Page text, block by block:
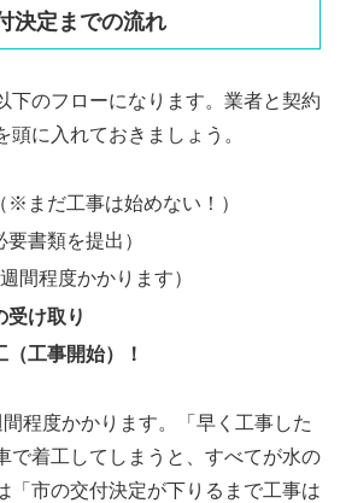
決定までの流れ
下のフローになります。業者と契約
に入れておきましょう。
（※まだ工事は始めない！）
要書類を提出）
週間程度かかります）
受け取り
工事開始）！
程度かかります。「早く工事した
で着工してしまうと、すべてが水の
「市の交付決定が下りるまで工事は